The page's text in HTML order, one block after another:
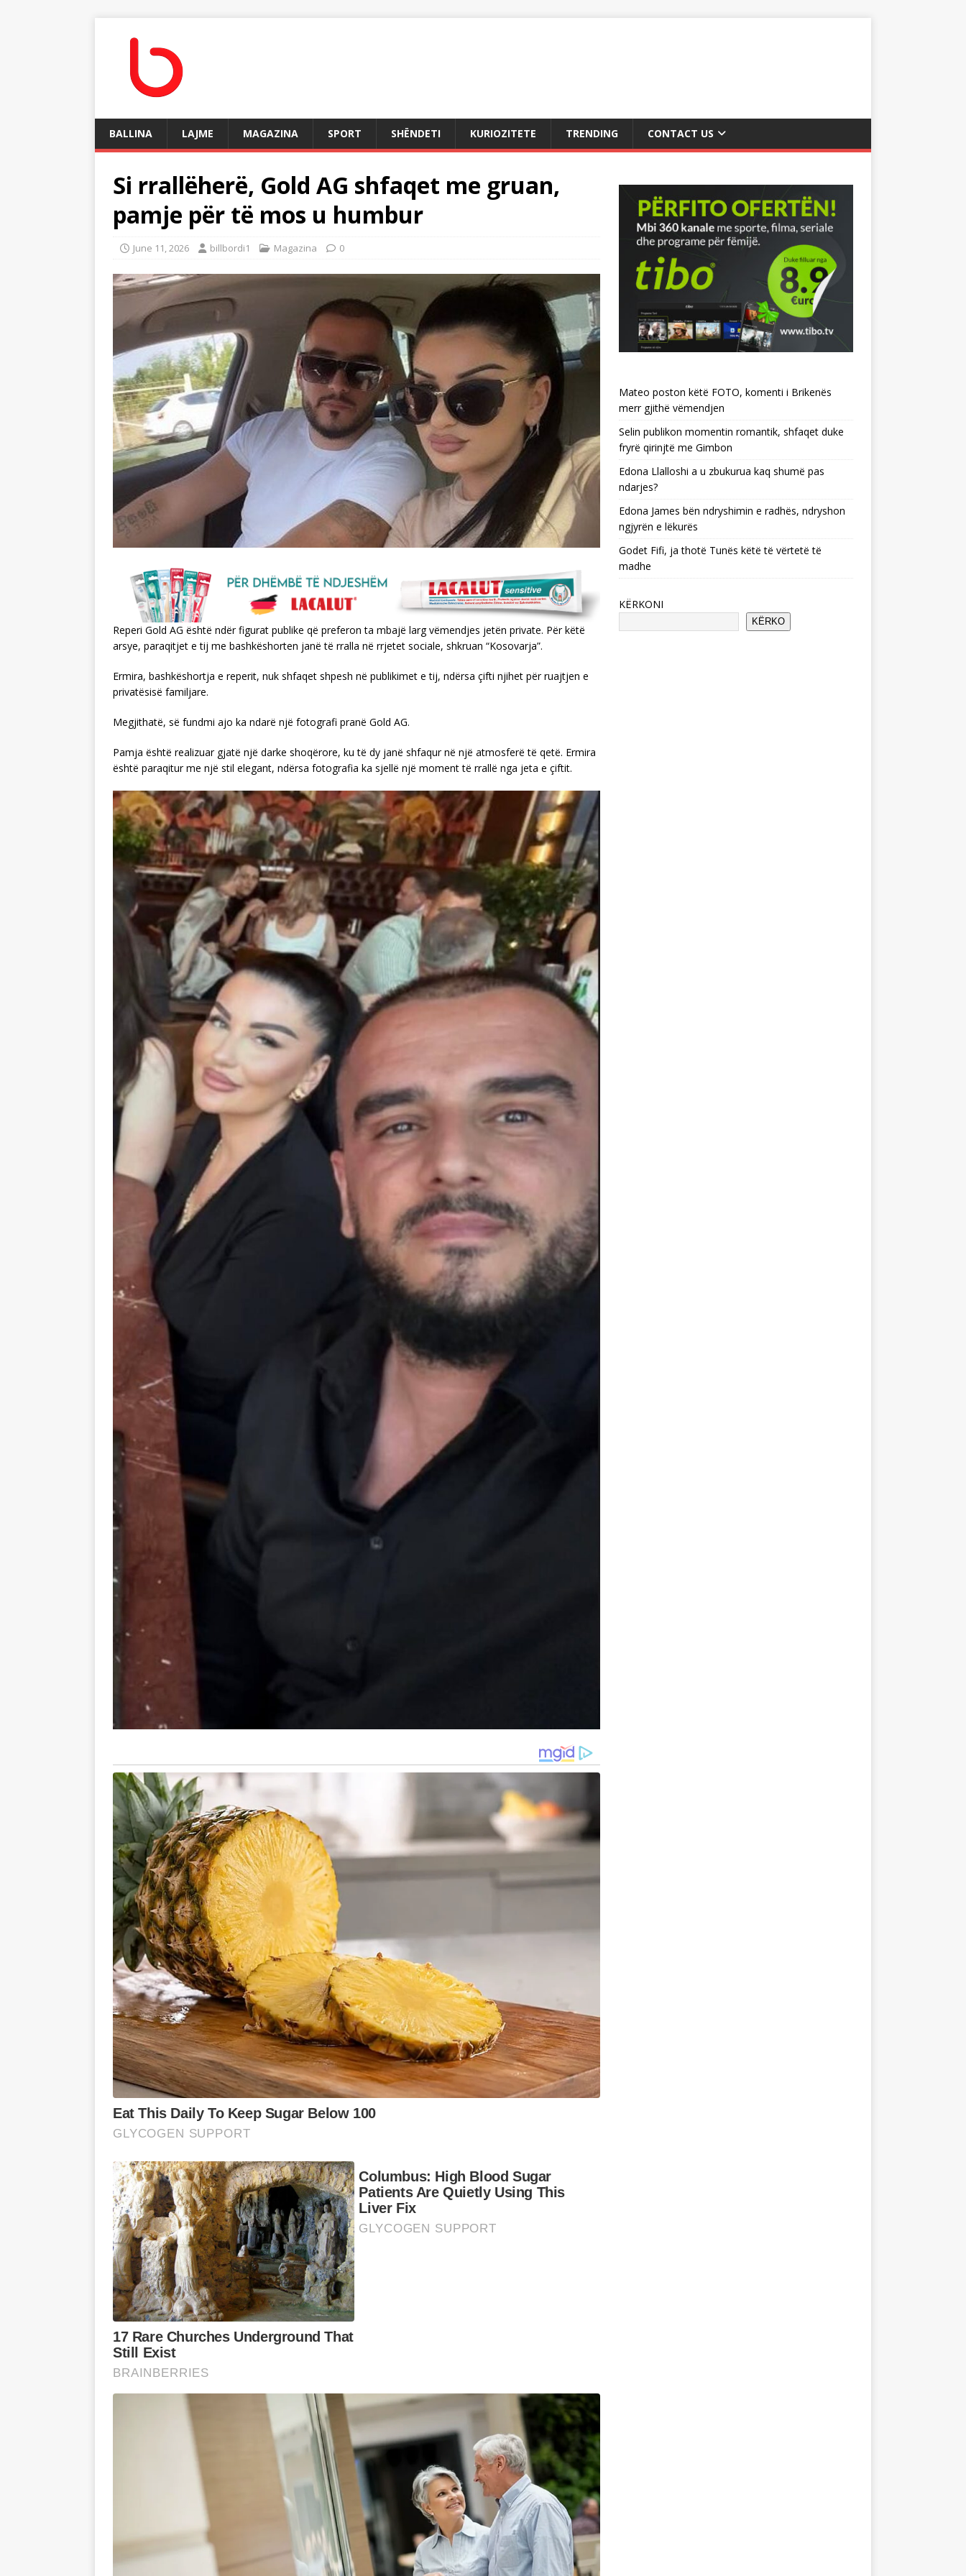
BALLINA LAJME MAGAZINA SPORT SHËNDETI KURIOZITETE TRENDING CONTACT US
Si rrallëherë, Gold AG shfaqet me gruan,
pamje për të mos u humbur
June 11, 2026 billbordi1 Magazina 0
Reperi Gold AG është ndër figurat publike që preferon ta mbajë larg vëmendjes jetën private. Për këtë
arsye, paraqitjet e tij me bashkëshorten janë të rralla në rrjetet sociale, shkruan “Kosovarja”.
Ermira, bashkëshortja e reperit, nuk shfaqet shpesh në publikimet e tij, ndërsa çifti njihet për ruajtjen e
privatësisë familjare.
Megjithatë, së fundmi ajo ka ndarë një fotografi pranë Gold AG.
Pamja është realizuar gjatë një darke shoqërore, ku të dy janë shfaqur në një atmosferë të qetë. Ermira
është paraqitur me një stil elegant, ndërsa fotografia ka sjellë një moment të rrallë nga jeta e çiftit.
Mateo poston këtë FOTO, komenti i Brikenës
merr gjithë vëmendjen
Selin publikon momentin romantik, shfaqet duke
fryrë qirinjtë me Gimbon
Edona Llalloshi a u zbukurua kaq shumë pas
ndarjes?
Edona James bën ndryshimin e radhës, ndryshon
ngjyrën e lëkurës
Godet Fifi, ja thotë Tunës këtë të vërtetë të
madhe
KËRKONI
KËRKO